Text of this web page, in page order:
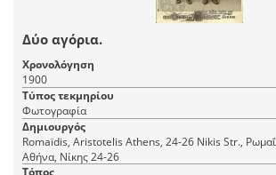
Δύο αγόρια.
Χρονολόγηση
1900
Τύπος τεκμηρίου
Φωτογραφία
Δημιουργός
Romaїdis, Aristotelis Athens, 24-26 Nikis Str., Ρωμαΐδης, Αριστοτέλης
Αθήνα, Νίκης 24-26